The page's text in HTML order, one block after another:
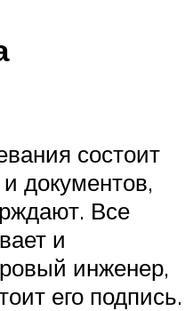
состоит
документов,
Все
и
инженер,
его подпись.